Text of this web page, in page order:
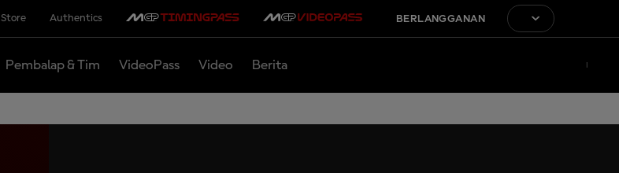
Store Authentics BERLANGGANAN
Pembalap & Tim VideoPass Video Berita